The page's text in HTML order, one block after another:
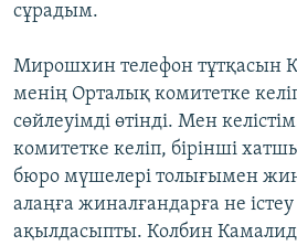
сұрадым.
Мирошхин телефон тұтқасын
менің Орталық комитетке
сөйлеуімді өтінді. Мен
комитетке келіп, бірінші
бюро мүшелері толығымен
алаңға жиналғандарға не істеу
ақылдасыпты. Колбин